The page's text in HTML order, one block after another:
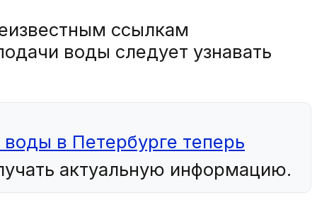
ссылкам
воды следует узнавать
в Петербурге теперь
актуальную информацию.